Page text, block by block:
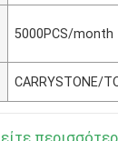
5000PCS/month
CARRYSTONE/